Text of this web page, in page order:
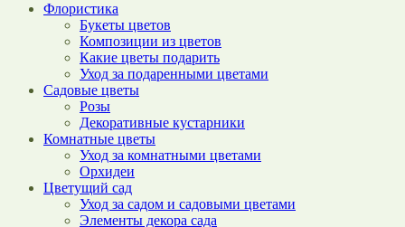
Флористика
Букеты цветов
Композиции из цветов
Какие цветы подарить
Уход за подаренными цветами
Садовые цветы
Розы
Декоративные кустарники
Комнатные цветы
Уход за комнатными цветами
Орхидеи
Цветущий сад
Уход за садом и садовыми цветами
Элементы декора сада